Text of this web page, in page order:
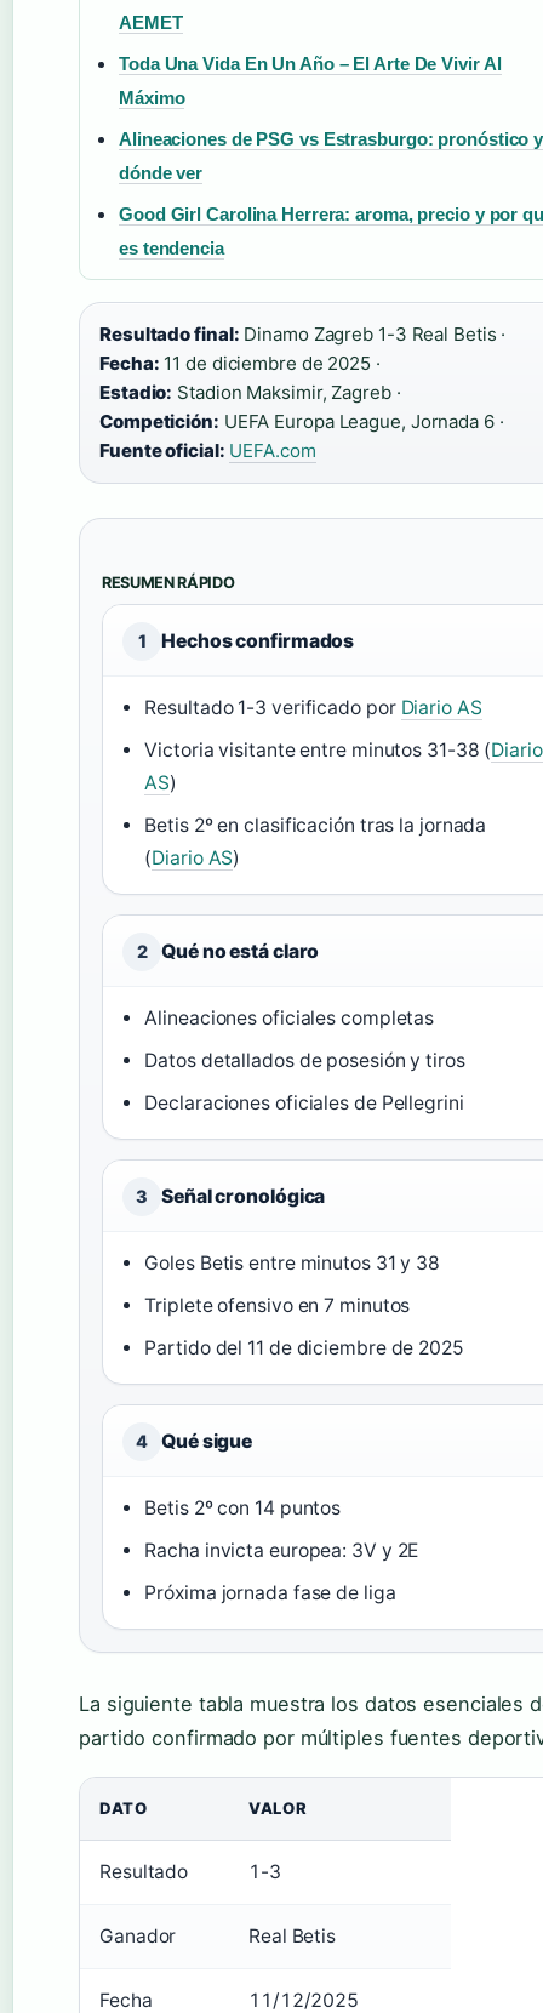
AEMET
Toda Una Vida En Un Año – El Arte De Vivir Al
Máximo
Alineaciones de PSG vs Estrasburgo: pronóstico y
dónde ver
Good Girl Carolina Herrera: aroma, precio y por
es tendencia
Resultado final: Dinamo Zagreb 1-3 Real Betis ·
Fecha: 11 de diciembre de 2025 ·
Estadio: Stadion Maksimir, Zagreb ·
Competición: UEFA Europa League, Jornada 6 ·
Fuente oficial: UEFA.com
RESUMEN RÁPIDO
1 Hechos confirmados
Resultado 1-3 verificado por Diario AS
Victoria visitante entre minutos 31-38 (Diario
AS)
Betis 2º en clasificación tras la jornada
(Diario AS)
2 Qué no está claro
Alineaciones oficiales completas
Datos detallados de posesión y tiros
Declaraciones oficiales de Pellegrini
3 Señal cronológica
Goles Betis entre minutos 31 y 38
Triplete ofensivo en 7 minutos
Partido del 11 de diciembre de 2025
4 Qué sigue
Betis 2º con 14 puntos
Racha invicta europea: 3V y 2E
Próxima jornada fase de liga
La siguiente tabla muestra los datos esenciales
partido confirmado por múltiples fuentes
DATO VALOR
Resultado 1-3
Ganador Real Betis
Fecha 11/12/2025